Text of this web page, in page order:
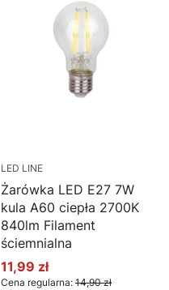
LED LINE
Żarówka LED E27 7W
kula A60 ciepła 2700K
840lm Filament
ściemnialna
Cena promocyjna
11,99 zł
Cena regularna: 14,90 zł